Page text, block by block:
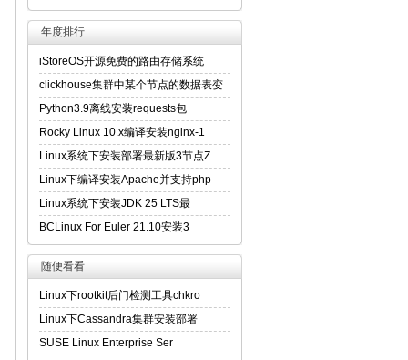
年度排行
iStoreOS开源免费的路由存储系统
clickhouse集群中某个节点的数据表变
Python3.9离线安装requests包
Rocky Linux 10.x编译安装nginx-1
Linux系统下安装部署最新版3节点Z
Linux下编译安装Apache并支持php
Linux系统下安装JDK 25 LTS最
BCLinux For Euler 21.10安装3
随便看看
Linux下rootkit后门检测工具chkro
Linux下Cassandra集群安装部署
SUSE Linux Enterprise Ser